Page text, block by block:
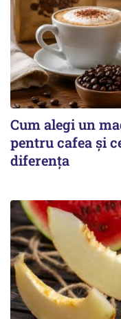
Cum alegi un
pentru cafea și
diferența